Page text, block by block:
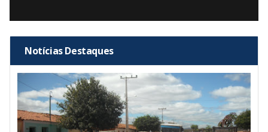
Notícias Destaques